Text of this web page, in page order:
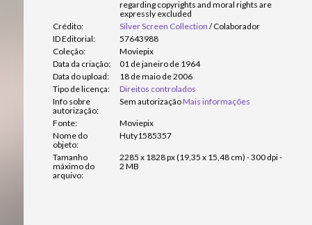
regarding copyrights and moral rights are
expressly excluded
Crédito:
Silver Screen Collection /Colaborador
ID Editorial:
57643988
Coleção:
Moviepix
Data da criação:
01 de janeiro de 1964
Data do upload:
18 de maio de 2006
Tipo de licença:
Direitos controlados
Info sobre
autorização:
Sem autorizaçãoMais informações
Fonte:
Moviepix
Nome do
objeto:
Huty1585357
Tamanho
máximo do
arquivo:
2285 x 1828 px (19,35 x 15,48 cm) - 300 dpi -
2 MB